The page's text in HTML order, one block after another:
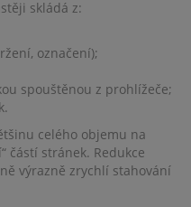
skládá z:
označení);
spouštěnou z prohlížeče;
celého objemu na
částí stránek. Redukce
výrazně zrychlí stahování